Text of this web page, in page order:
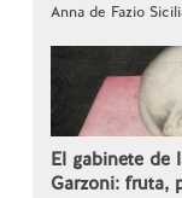
Anna de Fazio
El gabinete de
Garzoni: fruta,